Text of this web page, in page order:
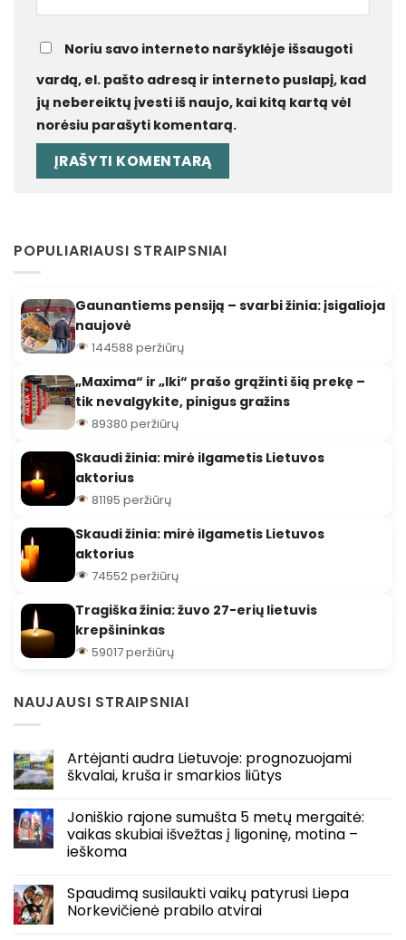
Noriu savo interneto naršyklėje išsaugoti
vardą, el. pašto adresą ir interneto puslapį, kad
jų nebereiktų įvesti iš naujo, kai kitą kartą vėl
norėsiu parašyti komentarą.
POPULIARIAUSI STRAIPSNIAI
Gaunantiems pensiją – svarbi žinia: įsigalioja
naujovė
144588 peržiūrų
„Maxima“ ir „Iki“ prašo grąžinti šią prekę –
tik nevalgykite, pinigus gražins
89380 peržiūrų
Skaudi žinia: mirė ilgametis Lietuvos
aktorius
81195 peržiūrų
Skaudi žinia: mirė ilgametis Lietuvos
aktorius
74552 peržiūrų
Tragiška žinia: žuvo 27-erių lietuvis
krepšininkas
59017 peržiūrų
NAUJAUSI STRAIPSNIAI
Artėjanti audra Lietuvoje: prognozuojami
škvalai, kruša ir smarkios liūtys
Joniškio rajone sumušta 5 metų mergaitė:
vaikas skubiai išvežtas į ligoninę, motina –
ieškoma
Spaudimą susilaukti vaikų patyrusi Liepa
Norkevičienė prabilo atvirai